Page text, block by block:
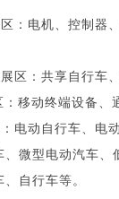
： 电机、控制器
区： 共享自行车
移动终端设备、
电动自行车、电
、微型电动汽车、
自行车等。